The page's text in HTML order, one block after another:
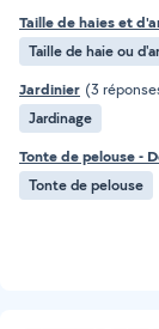
Taille de haies et
Taille de haie ou
Jardinier (3
Jardinage
Tonte de pelouse -
Tonte de pelouse